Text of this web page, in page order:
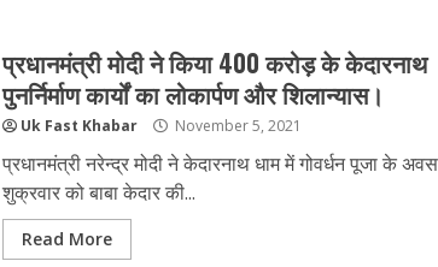
प्रधानमंत्री मोदी ने किया 400 करोड़ के केदारनाथ
पुनर्निर्माण कार्यों का लोकार्पण और शिलान्यास।
Uk Fast Khabar November 5, 2021
प्रधानमंत्री नरेन्द्र मोदी ने केदारनाथ धाम में गोवर्धन पूजा के
शुक्रवार को बाबा केदार की...
Read More